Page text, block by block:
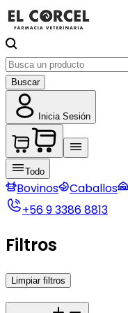
Buscar
Inicia Sesión
Todo
Bovinos Caballos
+56 9 3386 8813
Filtros
Limpiar filtros